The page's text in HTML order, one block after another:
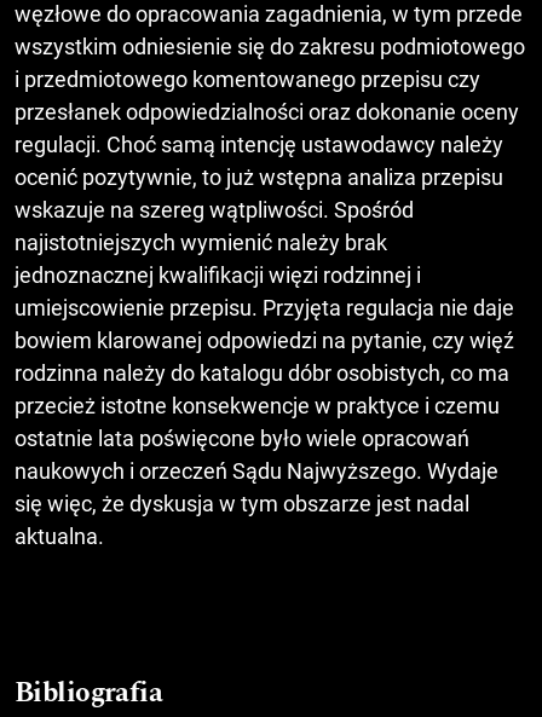
węzłowe do opracowania zagadnienia, w tym przede
wszystkim odniesienie się do zakresu podmiotowego
i przedmiotowego komentowanego przepisu czy
przesłanek odpowiedzialności oraz dokonanie oceny
regulacji. Choć samą intencję ustawodawcy należy
ocenić pozytywnie, to już wstępna analiza przepisu
wskazuje na szereg wątpliwości. Spośród
najistotniejszych wymienić należy brak
jednoznacznej kwalifikacji więzi rodzinnej i
umiejscowienie przepisu. Przyjęta regulacja nie daje
bowiem klarowanej odpowiedzi na pytanie, czy więź
rodzinna należy do katalogu dóbr osobistych, co ma
przecież istotne konsekwencje w praktyce i czemu
ostatnie lata poświęcone było wiele opracowań
naukowych i orzeczeń Sądu Najwyższego. Wydaje
się więc, że dyskusja w tym obszarze jest nadal
aktualna.
Bibliografia